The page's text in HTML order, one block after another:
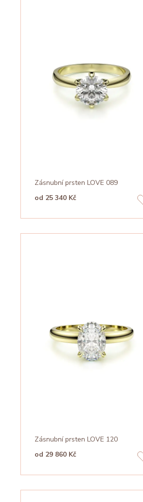
Zásnubní prsten LOVE 089
od 25 340 Kč
Zásnubní prsten LOVE 120
od 29 860 Kč